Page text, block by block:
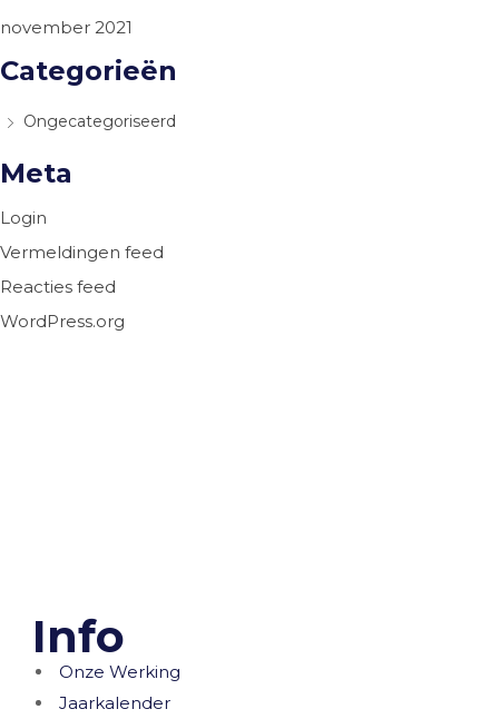
november 2021
Categorieën
Ongecategoriseerd
Meta
Login
Vermeldingen feed
Reacties feed
WordPress.org
Info
Onze Werking
Jaarkalender